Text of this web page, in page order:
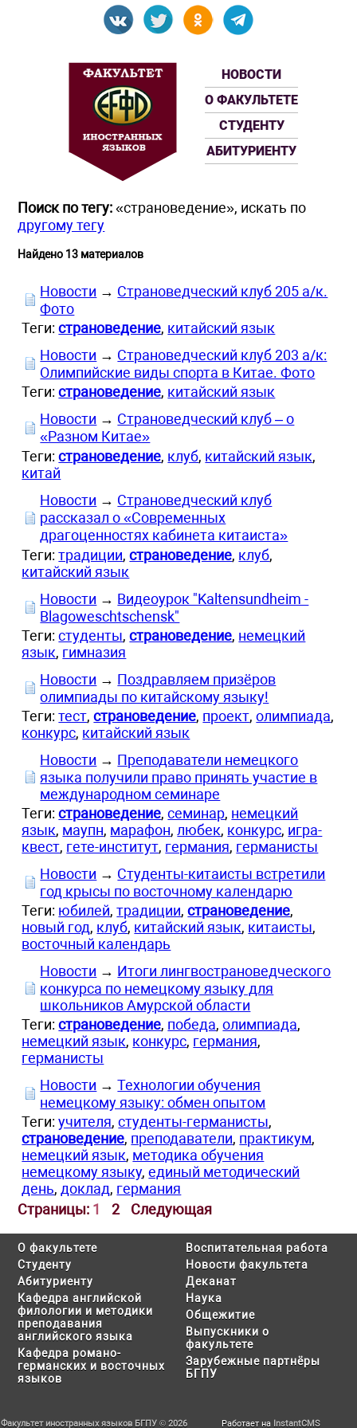
НОВОСТИ
О ФАКУЛЬТЕТЕ
СТУДЕНТУ
АБИТУРИЕНТУ
Поиск по тегу:«страноведение», искать по
другому тегу
Найдено 13 материалов
Новости → Страноведческий клуб 205 а/к.
Фото
Теги:страноведение, китайский язык
Новости → Страноведческий клуб 203 а/к:
Олимпийские виды спорта в Китае. Фото
Теги:страноведение, китайский язык
Новости → Страноведческий клуб – о
«Разном Китае»
Теги:страноведение, клуб, китайский язык,
китай
Новости → Страноведческий клуб
рассказал о «Современных
драгоценностях кабинета китаиста»
Теги:традиции,страноведение, клуб,
китайский язык
Новости → Видеоурок "Kaltensundheim -
Blagoweschtschensk"
Теги:студенты,страноведение, немецкий
язык, гимназия
Новости → Поздравляем призёров
олимпиады по китайскому языку!
Теги:тест,страноведение, проект,олимпиада,
конкурс, китайский язык
Новости → Преподаватели немецкого
языка получили право принять участие в
международном семинаре
Теги:страноведение,семинар, немецкий
язык, маупн, марафон, любек, конкурс, игра-
квест, гете-институт, германия, германисты
Новости → Студенты-китаисты встретили
год крысы по восточному календарю
Теги: юбилей,традиции,страноведение,
новый год, клуб, китайский язык, китаисты,
восточный календарь
Новости → Итоги лингвострановедческого
конкурса по немецкому языку для
школьников Амурской области
Теги:страноведение, победа,олимпиада,
немецкий язык, конкурс, германия,
германисты
Новости →Технологии обучения
немецкому языку: обмен опытом
Теги:учителя,студенты-германисты,
страноведение, преподаватели, практикум,
немецкий язык, методика обучения
немецкому языку,единый методический
день, доклад, германия
Страницы: 1 2 Следующая
О факультете
Студенту
Абитуриенту
Кафедра английской
филологии и методики
преподавания
английского языка
Кафедра романо-
германских и восточных
языков
Воспитательная работа
Новости факультета
Деканат
Наука
Общежитие
Выпускники о
факультете
Зарубежные партнёры
БГПУ
Факультет иностранных языков БГПУ © 2026 Работает на InstantCMS